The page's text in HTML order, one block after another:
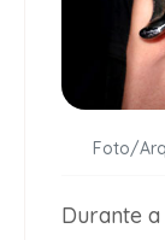
Foto/
Durante